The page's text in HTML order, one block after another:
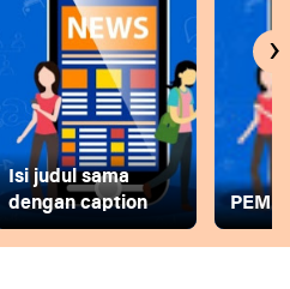
Isi judul sama
dengan caption
›